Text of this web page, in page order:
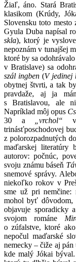
Žiaľ, áno. Stará
klasikom (Krúdy,
Slovensku toto
Gyula Duba napísal
skla), ktorý je
nepoznám v tunajšej
ktoré by sa
v Bratislave) sa
szál ingben(V jedinej
obytnej štvrti, a tak
pravdaže, aj ja
s Bratislavou, ale
Napríklad môj opus
30 a
„vrchol“ v
trinásťposchodovej
z polorozpadnutých
maďarskej literatúry
autorov: počnúc,
svoju známu báseň
snemové správy.
niekoľko rokov v
sme už pri nemčine:
mohol byť dôvodom,
objavuje sporadicky
svojom románe
o zúfalstve, ktoré
nepočul maďarské
nemecky – čiže aj
kde malý Jókai